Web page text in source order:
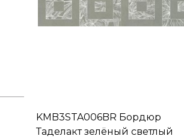
KMB3STA006BR Бордюр
Таделакт зелёный светлый